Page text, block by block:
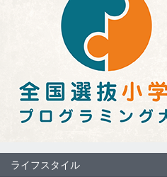
ライフスタイル